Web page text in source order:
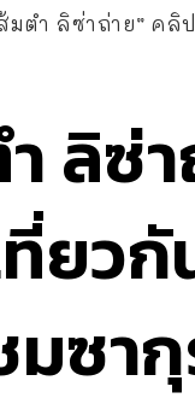
มตำ ลิซ่าถ่าย” ค
ลิซ่
ยว
ซากุ